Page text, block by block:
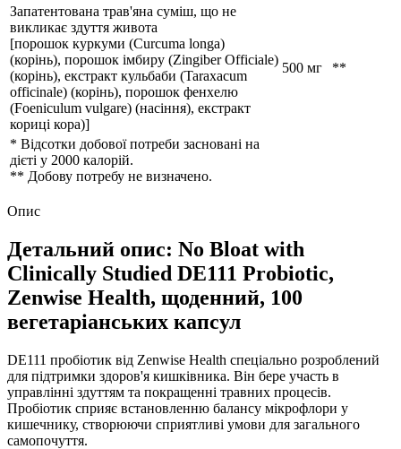
Запатентована трав'яна суміш, що не
викликає здуття живота
[порошок куркуми (Curcuma longa)
(корінь), порошок імбиру (Zingiber Officiale)
(корінь), екстракт кульбаби (Taraxacum
officinale) (корінь), порошок фенхелю
(Foeniculum vulgare) (насіння), екстракт
кориці кора)]
500 мг **
* Відсотки добової потреби засновані на
дієті у 2000 калорій.
** Добову потребу не визначено.
Опис
Детальний опис: No Bloat with
Clinically Studied DE111 Probiotic,
Zenwise Health, щоденний, 100
вегетаріанських капсул
DE111 пробіотик від Zenwise Health спеціально розроблений
для підтримки здоров'я кишківника. Він бере участь в
управлінні здуттям та покращенні травних процесів.
Пробіотик сприяє встановленню балансу мікрофлори у
кишечнику, створюючи сприятливі умови для загального
самопочуття.